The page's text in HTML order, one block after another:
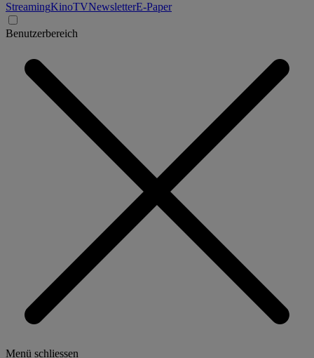
StreamingKinoTVNewsletterE-Paper
Benutzerbereich
Menü schliessen